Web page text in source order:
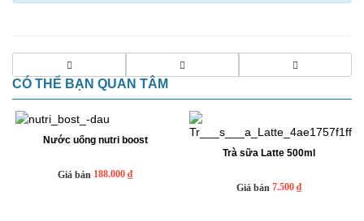
CÓ THỂ BẠN QUAN TÂM
Nước uống nutri boost
Giá bán 188.000 ₫
Trà sữa Latte 500ml
Giá bán 7.500 ₫